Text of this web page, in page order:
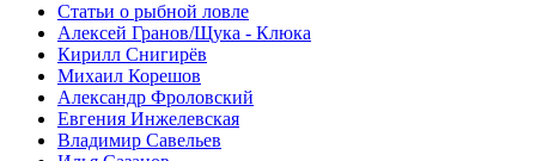
Статьи о рыбной ловле
Алексей Гранов/Щука - Клюка
Кирилл Снигирёв
Михаил Корешов
Александр Фроловский
Евгения Инжелевская
Владимир Савельев